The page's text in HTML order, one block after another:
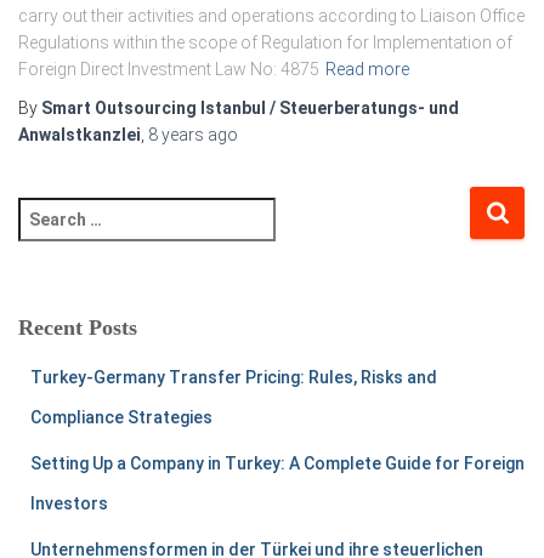
carry out their activities and operations according to Liaison Office
Regulations within the scope of Regulation for Implementation of
Foreign Direct Investment Law No: 4875 Read more
By Smart Outsourcing Istanbul / Steuerberatungs- und
Anwalstkanzlei 8 years ago
Recent Posts
Turkey-Germany Transfer Pricing: Rules, Risks and
Compliance Strategies
Setting Up a Company in Turkey: A Complete Guide for Foreign
Investors
Unternehmensformen in der Türkei und ihre steuerlichen